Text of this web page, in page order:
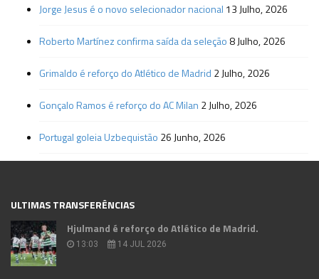
Jorge Jesus é o novo selecionador nacional 13 Julho, 2026
Roberto Martínez confirma saída da seleção 8 Julho, 2026
Grimaldo é reforço do Atlético de Madrid 2 Julho, 2026
Gonçalo Ramos é reforço do AC Milan 2 Julho, 2026
Portugal goleia Uzbequistão 26 Junho, 2026
ULTIMAS TRANSFERÊNCIAS
Hjulmand é reforço do Atlético de Madrid.
13:03 14 JUL 2026